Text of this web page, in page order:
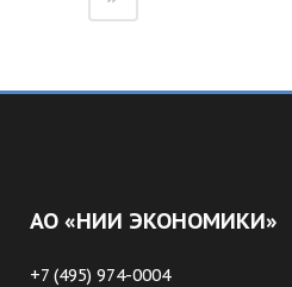
АО «НИИ ЭКОНОМИКИ»
+7 (495) 974-0004